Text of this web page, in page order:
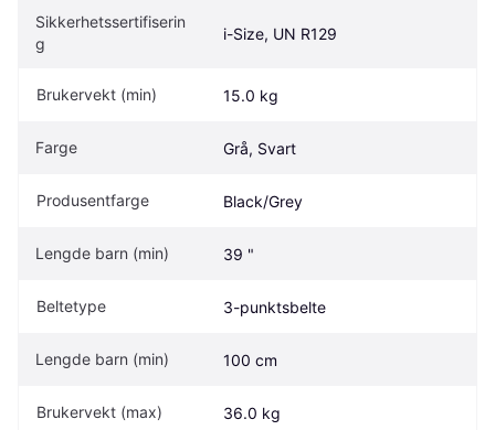
Sikkerhetssertifiserin
g
i-Size, UN R129
Brukervekt (min) 15.0 kg
Farge Grå, Svart
Produsentfarge Black/Grey
Lengde barn (min) 39 "
Beltetype 3-punktsbelte
Lengde barn (min) 100 cm
Brukervekt (max) 36.0 kg